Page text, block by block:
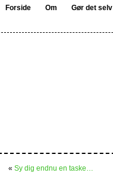
Forside Om Gør det selv
« Sy dig endnu en taske…